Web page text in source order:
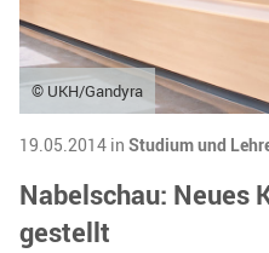
© UKH/Gandyra
19.05.2014 in Studium und
Nabelschau: Neues
gestellt